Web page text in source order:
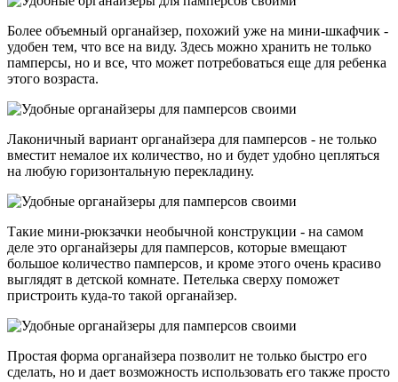
Более объемный органайзер, похожий уже на мини-шкафчик -
удобен тем, что все на виду. Здесь можно хранить не только
памперсы, но и все, что может потребоваться еще для ребенка
этого возраста.
Лаконичный вариант органайзера для памперсов - не только
вместит немалое их количество, но и будет удобно цепляться
на любую горизонтальную перекладину.
Такие мини-рюкзачки необычной конструкции - на самом
деле это органайзеры для памперсов, которые вмещают
большое количество памперсов, и кроме этого очень красиво
выглядят в детской комнате. Петелька сверху поможет
пристроить куда-то такой органайзер.
Простая форма органайзера позволит не только быстро его
сделать, но и дает возможность использовать его также просто